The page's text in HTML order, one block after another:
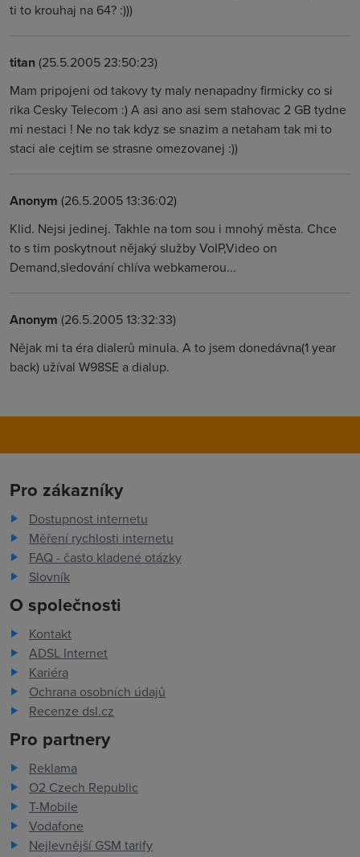
ti to krouhaj na 64? :)))
titan(25.5.2005 23:50:23)
Mam pripojeni od takovy ty maly nenapadny firmicky co si
rika Cesky Telecom :) A asi ano asi sem stahovac 2 GB tydne
mi nestaci ! Ne no tak kdyz se snazim a netaham tak mi to
staci ale cejtim se strasne omezovanej :))
Anonym (26.5.2005 13:36:02)
Klid. Nejsi jedinej. Takhle na tom sou i mnohý města. Chce
to s tim poskytnout nějaký služby VoIP,Video on
Demand,sledování chlíva webkamerou...
Anonym (26.5.2005 13:32:33)
Nějak mi ta éra dialerů minula. A to jsem donedávna(1 year
back) užíval W98SE a dialup.
Pro zákazníky
Dostupnost internetu
Měření rychlosti internetu
FAQ - často kladené otázky
Slovník
O společnosti
Kontakt
ADSL Internet
Kariéra
Ochrana osobních údajů
Recenze dsl.cz
Pro partnery
Reklama
O2 Czech Republic
T-Mobile
Vodafone
Nejlevnější GSM tarify